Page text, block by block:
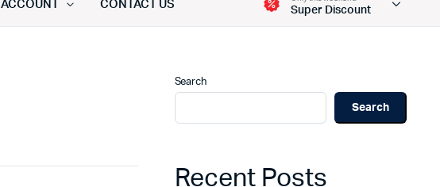
ACCOUNT CONTACT US Super Discount
Search
Search
Recent Posts